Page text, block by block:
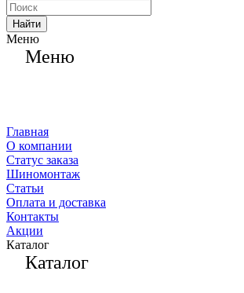
Найти
Меню
Меню
Главная
О компании
Статус заказа
Шиномонтаж
Статьи
Оплата и доставка
Контакты
Акции
Каталог
Каталог